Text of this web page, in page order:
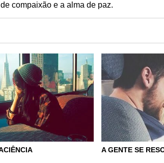
compaixão e a alma de paz.
A GENTE SE